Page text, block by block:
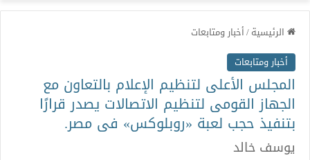
الرئيسية/أخبار ومتابعات
أخبار ومتابعات
المجلس الأعلى لتنظيم الإعلام بالتعاون مع
الجهاز القومى لتنظيم الاتصالات يصدر قرارًا
بتنفيذ حجب لعبة «روبلوكس» فى مصر.
يوسف خالد